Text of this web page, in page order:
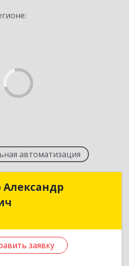
автоматизация
заявку
Александр
Октябрьская ул, дом № 5